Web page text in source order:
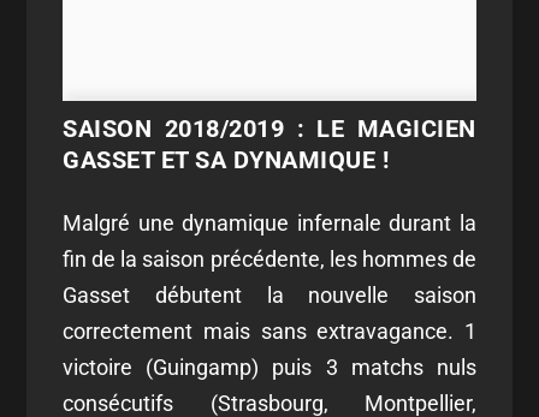
SAISON 2018/2019 : LE MAGICIEN
GASSET ET SA DYNAMIQUE !
Malgré une dynamique infernale durant la
fin de la saison précédente, les hommes de
Gasset débutent la nouvelle saison
correctement mais sans extravagance. 1
victoire (Guingamp) puis 3 matchs nuls
consécutifs (Strasbourg, Montpellier,